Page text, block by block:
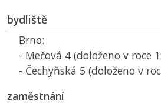
bydliště
Brno:
- Mečová 4 (doloženo v roce
- Čechyňská 5 (doloženo v
zaměstnání